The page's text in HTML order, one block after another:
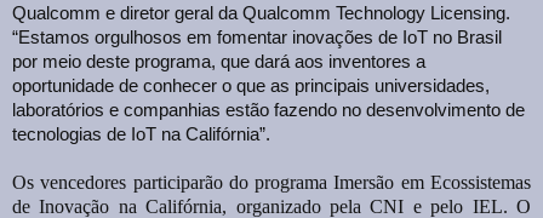
Qualcomm e diretor geral da Qualcomm Technology Licensing.
“Estamos orgulhosos em fomentar inovações de IoT no Brasil
por meio deste programa, que dará aos inventores a
oportunidade de conhecer o que as principais universidades,
laboratórios e companhias estão fazendo no desenvolvimento de
tecnologias de IoT na Califórnia”.
Os vencedores participarão do programa Imersão em Ecossistemas
de Inovação na Califórnia, organizado pela CNI e pelo IEL. O